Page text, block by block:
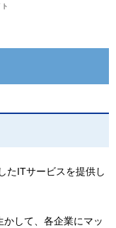
たITサービスを提供し
して、各企業にマッ